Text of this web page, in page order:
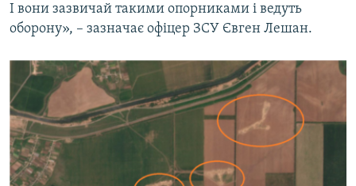
І вони зазвичай такими опорниками і ведуть
оборону», – зазначає офіцер ЗСУ Євген Лешан.